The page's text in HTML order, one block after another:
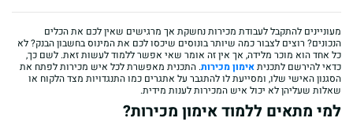
מעוניינים להתקבל לעבודת מכירות נחשקת אך מרגישים שאין לכם את הכלים
הנכונים? רוצים לצבור כמה שיותר בונוסים שיכסו לכם את המינוס בחשבון הבנק? לא
כל אחד הוא מוכר מלידה, אך אין זה אומר שאי אפשר ללמוד לעשות זאת. לשם כך,
כדאי להירשם לתכניתאימון מכירות. התכנית מאפשרת לכל איש מכירות לפתח את
הסגנון האישי שלו, ומסייעת לו להתגבר על אתגרים כמו התנגדויות מצד הלקוח או
שאלות שעליהן לא יכול איש המכירות לענות מידית.
למי מתאים ללמוד אימון מכירות?